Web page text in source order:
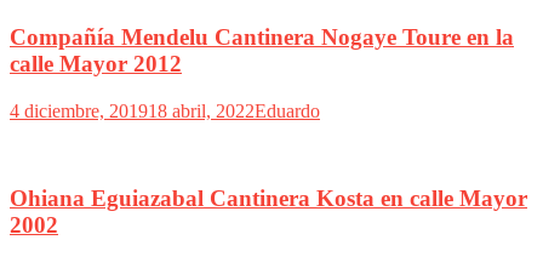
Compañía Mendelu Cantinera Nogaye Toure en la
calle Mayor 2012
4 diciembre, 201918 abril, 2022Eduardo
Ohiana Eguiazabal Cantinera Kosta en calle Mayor
2002